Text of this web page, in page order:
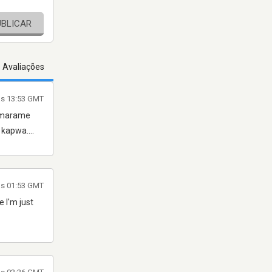
Avaliações
13:53 GMT
I'm just
01:53 GMT